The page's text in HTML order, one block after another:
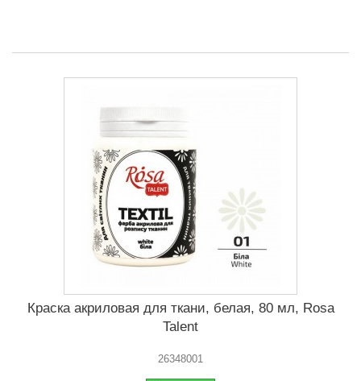
Краска акриловая для ткани, белая, 80 мл, Rosa
Talent
26348001